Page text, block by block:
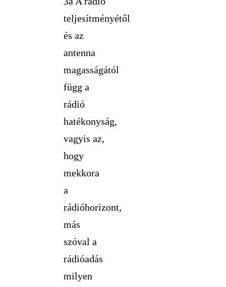
teljesítményétől
és az
antenna
magasságától
függ a
rádió
hatékonyság,
vagyis az,
hogy
mekkora
a
rádióhorizont,
más
szóval a
rádióadás
milyen